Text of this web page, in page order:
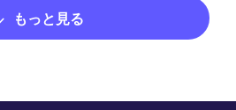
もっと見る